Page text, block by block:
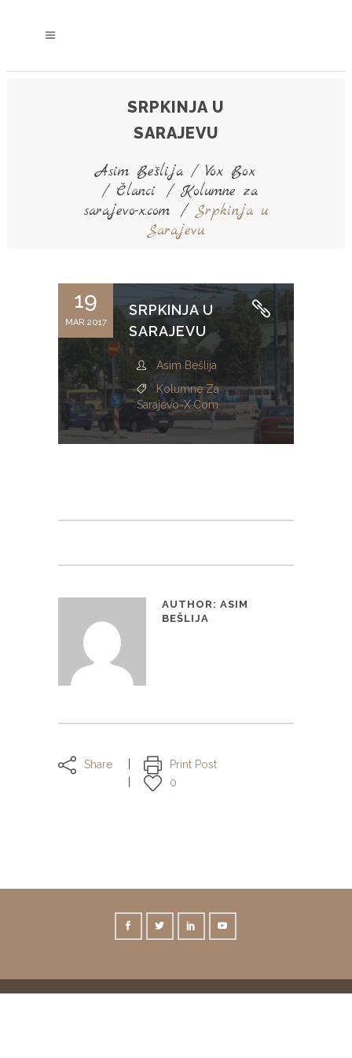
SRPKINJA U
SARAJEVU
Asim Bešlija / Vox Box
/ Članci / Kolumne za
sarajevo-x.com / Srpkinja u
Sarajevu
19
MAR 2017
SRPKINJA U
SARAJEVU
Asim Bešlija
Kolumne Za
Sarajevo-X.com
AUTHOR: ASIM
BEŠLIJA
Share
Print Post
0